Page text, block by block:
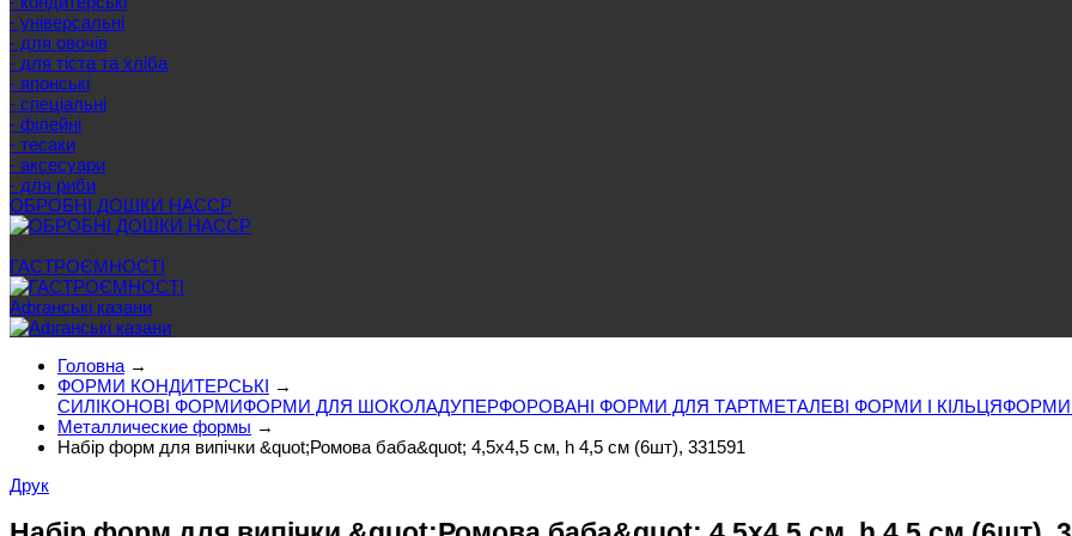
- універсальні
- для овочів
- для тіста та хліба
- японські
- спеціальні
- філейні
- тесаки
- аксесуари
- для риби
ОБРОБНІ ДОШКИ HACCP
ГАСТРОЄМНОСТІ
Афганські казани
Головна →
ФОРМИ КОНДИТЕРСЬКІ →
СИЛІКОНОВІ ФОРМИФОРМИ ДЛЯ ШОКОЛАДУПЕРФОРОВАНІ ФОРМИ ДЛЯ ТАРТМЕТАЛЕВІ ФОРМИ І КІЛЬЦЯФОРМИ
Металлические формы →
Набір форм для випічки &quot;Ромова баба&quot; 4,5х4,5 см, h 4,5 см (6шт), 331591
Друк